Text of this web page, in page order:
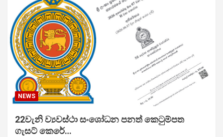
NEWS
22වැනි ව්‍යවස්ථා සංශෝධන පනත් කෙටුම්පත
ගැසට් කෙරේ…